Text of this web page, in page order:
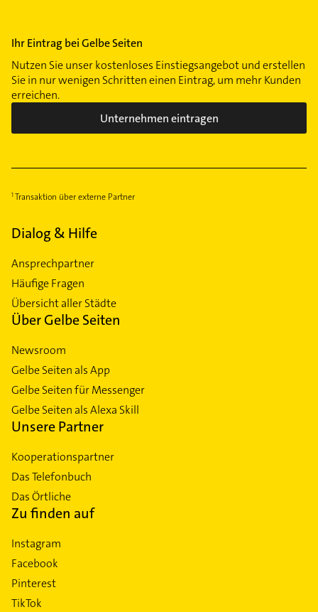
Ihr Eintrag bei Gelbe Seiten
Nutzen Sie unser kostenloses Einstiegsangebot und erstellen
Sie in nur wenigen Schritten einen Eintrag, um mehr Kunden
erreichen.
Unternehmen eintragen
Transaktion über externe Partner
Dialog & Hilfe
Ansprechpartner
Häufige Fragen
Übersicht aller Städte
Über Gelbe Seiten
Newsroom
Gelbe Seiten als App
Gelbe Seiten für Messenger
Gelbe Seiten als Alexa Skill
Unsere Partner
Kooperationspartner
Das Telefonbuch
Das Örtliche
Zu finden auf
Instagram
Facebook
Pinterest
TikTok